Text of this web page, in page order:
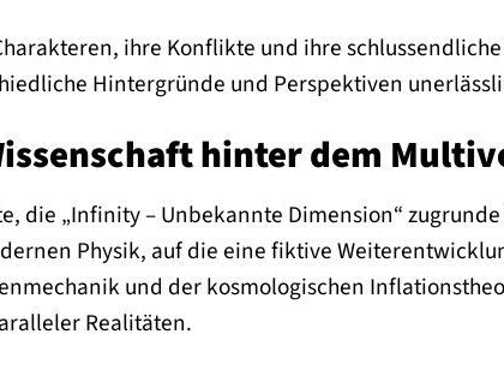
ihre Konflikte und ihre
Hintergründe und Perspektiven
hinter dem
die „Infinity – Unbekannte Dimension“
Physik, auf die eine fiktive
und der kosmologischen
Realitäten.